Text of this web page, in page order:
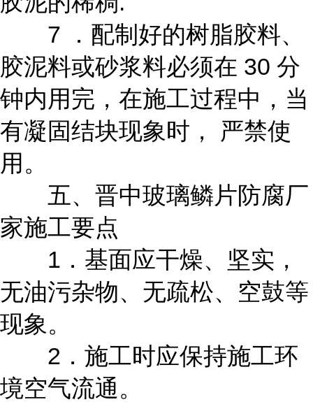
7 ．配制好的树脂胶料、
胶泥料或砂浆料必须在 30 分
钟内用完，在施工过程中，当
有凝固结块现象时， 严禁使
用。
五、晋中玻璃鳞片防腐厂
家施工要点
1．基面应干燥、坚实，
无油污杂物、无疏松、空鼓等
现象。
2．施工时应保持施工环
境空气流通。